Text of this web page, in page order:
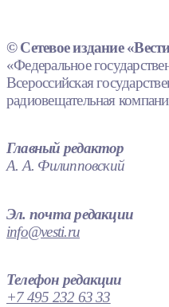
© Сетевое издание
«Федеральное
Всероссийская
радиовещательная
Главный редактор
А. А. Филипповский
Эл. почта редакции
info@vesti.ru
Телефон редакции
+7 495 232 63 33